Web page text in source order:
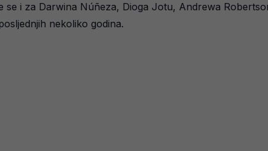
se i za Darwina Núñeza, Dioga Jotu, Andrewa
nekoliko godina.